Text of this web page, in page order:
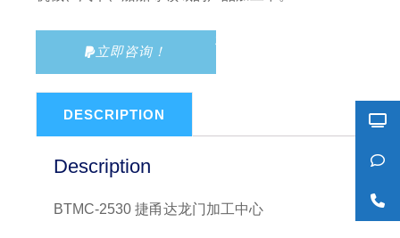
立即咨询！
DESCRIPTION
Description
BTMC-2530 捷甬达龙门加工中心